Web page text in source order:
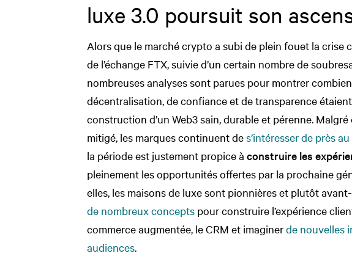
luxe 3.0 poursuit son
Alors que le marché crypto a subi de plein fouet la crise
de l’échange FTX, suivie d’un certain nombre de
nombreuses analyses sont parues pour montrer
décentralisation, de confiance et de transparence
construction d’un Web3 sain, durable et pérenne.
mitigé, les marques continuent des’intéresser de près
la période est justement propice à construire les
pleinement les opportunités offertes par la prochaine
elles, les maisons de luxe sont pionnières et plutôt
de nombreux concepts pour construire l’expérience
commerce augmentée, le CRM et imaginerde nouvelles
audiences